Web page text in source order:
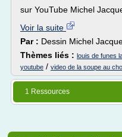
sur YouTube Michel
Voir la suite
Par : Dessin Michel
Thèmes liés : louis de funes
youtube / video de la soupe au
1 Ressources